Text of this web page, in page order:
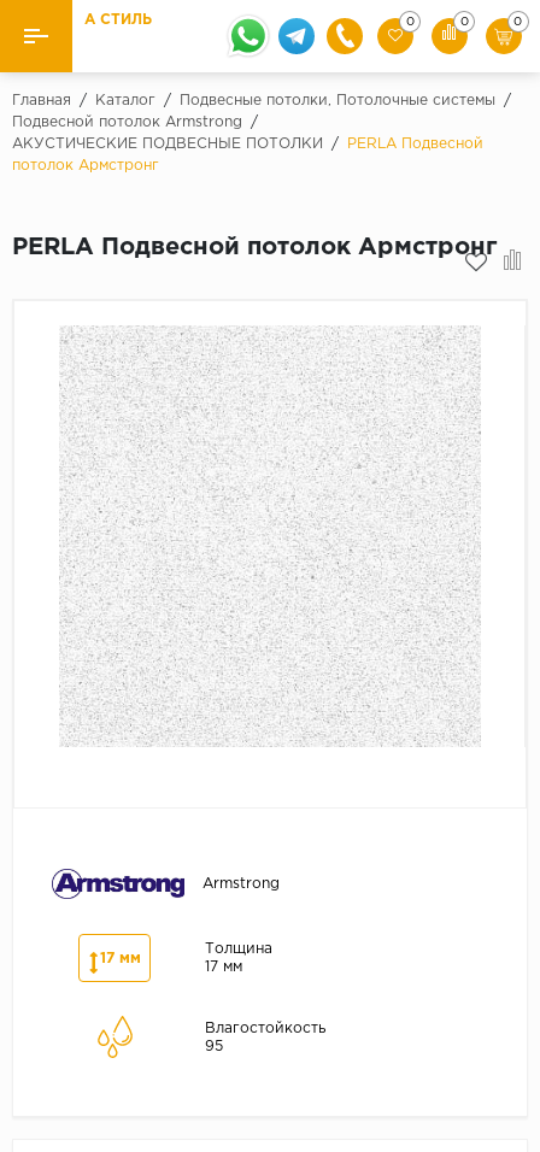
Назад
Ламинат
Назад
Бренды
Класс
31 класс
32 класс
33 класс
Палитра
Серый
Бежевый
Дуб светлый
Коричневый
Страна
Австрия
Ковролин и ковровая плитка
Линолеум
Плинтус
Кварцевый ламинат SPC
Подложка под паркет и ламинат
А СТИЛЬ 0 0 0
Главная / Каталог / Подвесные потолки, Потолочные системы
/
Подвесной потолок Armstrong
/
АКУСТИЧЕСКИЕ ПОДВЕСНЫЕ ПОТОЛКИ
/
PERLA Подвесной
потолок Армстронг
PERLA Подвесной потолок Армстронг
Armstrong
17 мм
Толщина
17 мм
Влагостойкость
95